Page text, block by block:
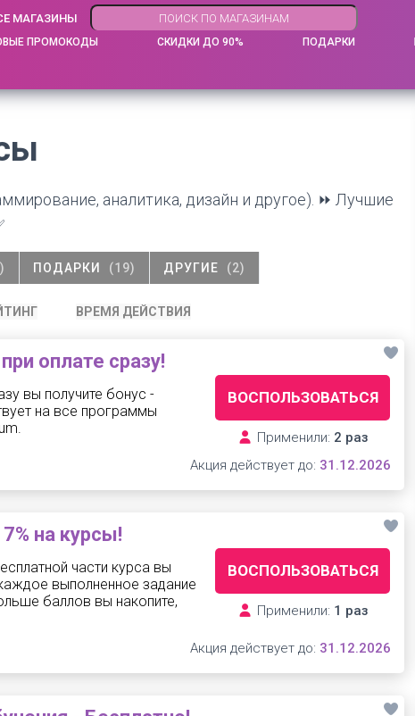
МАГАЗИНЫ
ПРОМОКОДЫ СКИДКИ ДО 90% ПОДАРКИ
аналитика, дизайн и другое). ⏩ Лучшие
ПОДАРКИ (19) ДРУГИЕ (2)
ВРЕМЯ ДЕЙСТВИЯ
оплате сразу!
вы получите бонус -
на все программы
ВОСПОЛЬЗОВАТЬСЯ
Применили: 2 раз
Акция действует до: 31.12.2026
на курсы!
части курса вы
выполненное задание
баллов вы накопите,
ВОСПОЛЬЗОВАТЬСЯ
Применили: 1 раз
Акция действует до: 31.12.2026